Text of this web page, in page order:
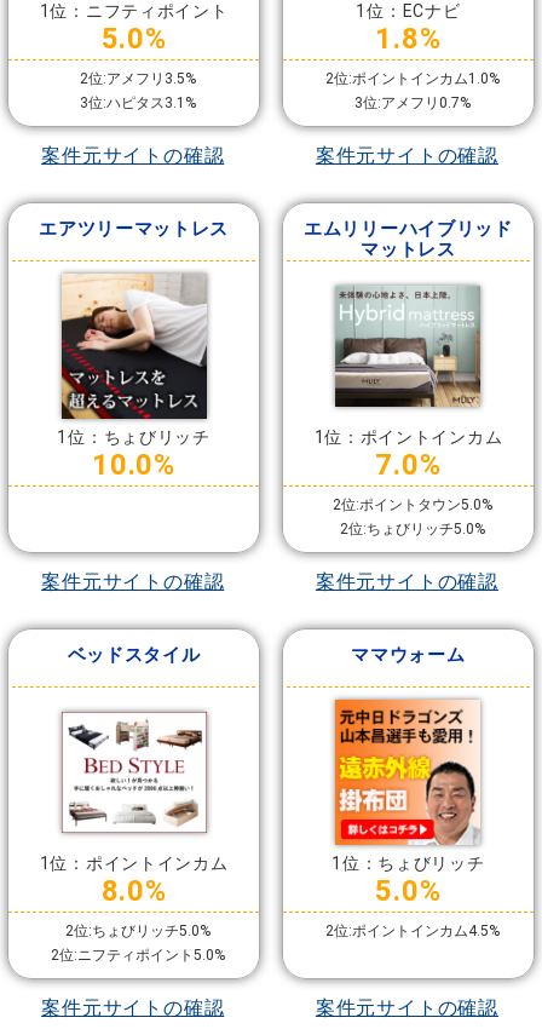
1位：ニフティポイント
5.0%
2位:アメフリ3.5%
3位:ハピタス3.1%
案件元サイトの確認
1位：ECナビ
1.8%
2位:ポイントインカム1.0%
3位:アメフリ0.7%
案件元サイトの確認
エアツリーマットレス
1位：ちょびリッチ
10.0%
案件元サイトの確認
エムリリーハイブリッド
マットレス
1位：ポイントインカム
7.0%
2位:ポイントタウン5.0%
2位:ちょびリッチ5.0%
案件元サイトの確認
ベッドスタイル
1位：ポイントインカム
8.0%
2位:ちょびリッチ5.0%
2位:ニフティポイント5.0%
案件元サイトの確認
ママウォーム
1位：ちょびリッチ
5.0%
2位:ポイントインカム4.5%
案件元サイトの確認